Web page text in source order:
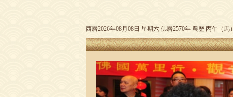
西曆2026年08月08日 星期六 佛曆2570年 農歷 丙午（馬